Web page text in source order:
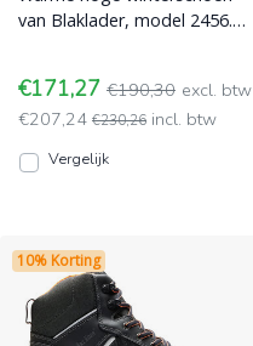
van Blaklader, model 2456.
en Blaklader
€171,27 €190,30 excl. btw
€207,24 €230,26 incl. btw
Vergelijk
10% Korting